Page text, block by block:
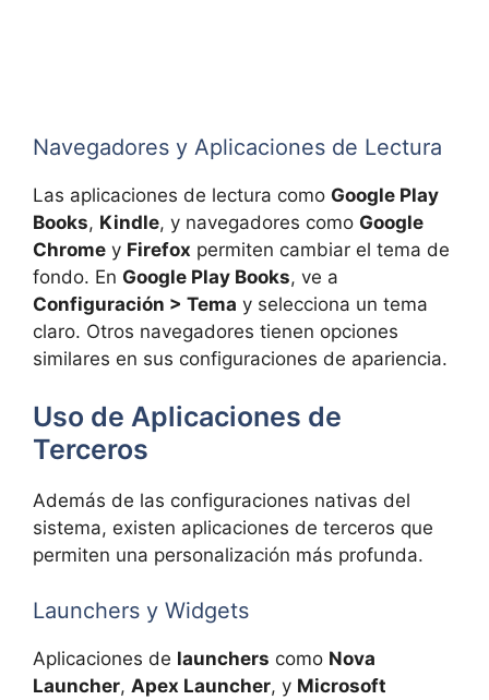
Navegadores y Aplicaciones de Lectura
Las aplicaciones de lectura como Google Play
Books, Kindle, y navegadores como Google
Chrome y Firefox permiten cambiar el tema de
fondo. En Google Play Books, ve a
Configuración > Tema y selecciona un tema
claro. Otros navegadores tienen opciones
similares en sus configuraciones de apariencia.
Uso de Aplicaciones de
Terceros
Además de las configuraciones nativas del
sistema, existen aplicaciones de terceros que
permiten una personalización más profunda.
Launchers y Widgets
Aplicaciones de launchers como Nova
Launcher, Apex Launcher, y Microsoft